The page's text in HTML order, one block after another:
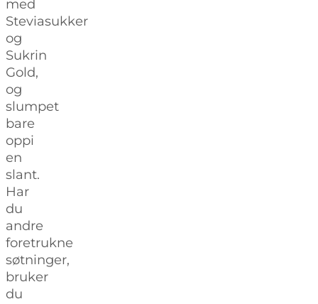
med
Steviasukker
og
Sukrin
Gold,
og
slumpet
bare
oppi
en
slant.
Har
du
andre
foretrukne
søtninger,
bruker
du